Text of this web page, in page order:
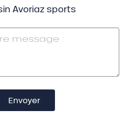
Avoriaz sports
Envoyer